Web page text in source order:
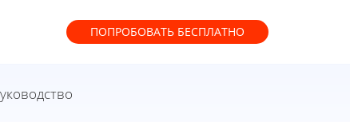
ПОПРОБОВАТЬ БЕСПЛАТНО